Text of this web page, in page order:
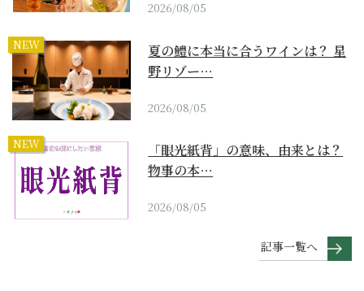
2026/08/05
NEW
夏の鱧に本当に合うワインは？ 星
野リゾー…
2026/08/05
NEW
「眼光紙背」の意味、由来とは？
物事の本…
2026/08/05
記事一覧へ